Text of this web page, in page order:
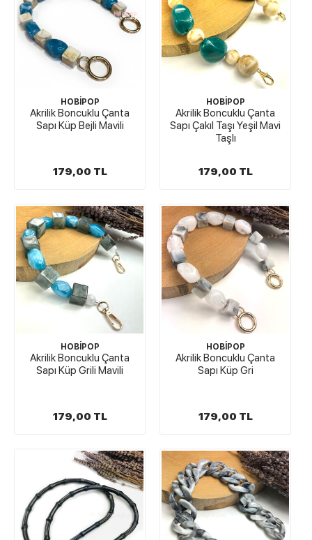
HOBİPOP
Akrilik Boncuklu Çanta
Sapı Küp Bejli Mavili
179,00 TL
HOBİPOP
Akrilik Boncuklu Çanta
Sapı Çakıl Taşı Yeşil Mavi
Taşlı
179,00 TL
HOBİPOP
Akrilik Boncuklu Çanta
Sapı Küp Grili Mavili
179,00 TL
HOBİPOP
Akrilik Boncuklu Çanta
Sapı Küp Gri
179,00 TL